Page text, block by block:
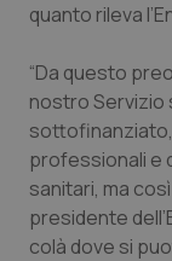
Lazio
Liguria
Lombardia
Marche
Diabete
Disturbi
Dolore
Donna &
quanto rileva
“Da questo
nostro Servizio
professionali e
sanitari, ma
presidente
colà dove si